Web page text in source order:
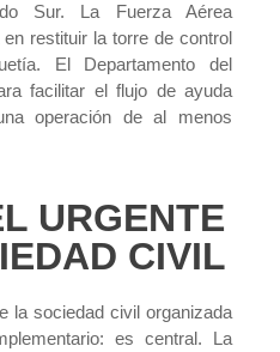
Sur. La Fuerza Aérea
restituir la torre de control
El Departamento del
facilitar el flujo de ayuda
operación de al menos
URGENTE
CIVIL
la sociedad civil organizada
es central. La